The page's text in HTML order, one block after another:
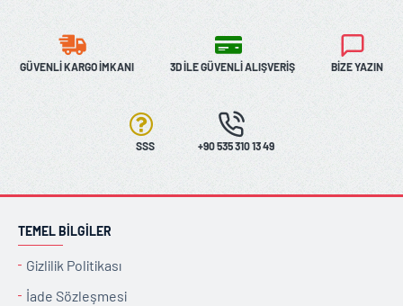
GÜVENLI KARGO İMKANI 3D İLE GÜVENLI ALIŞVERIŞ BIZE YAZIN
SSS +90 535 310 13 49
TEMEL BILGILER
Gizlilik Politikası
İade Sözleşmesi